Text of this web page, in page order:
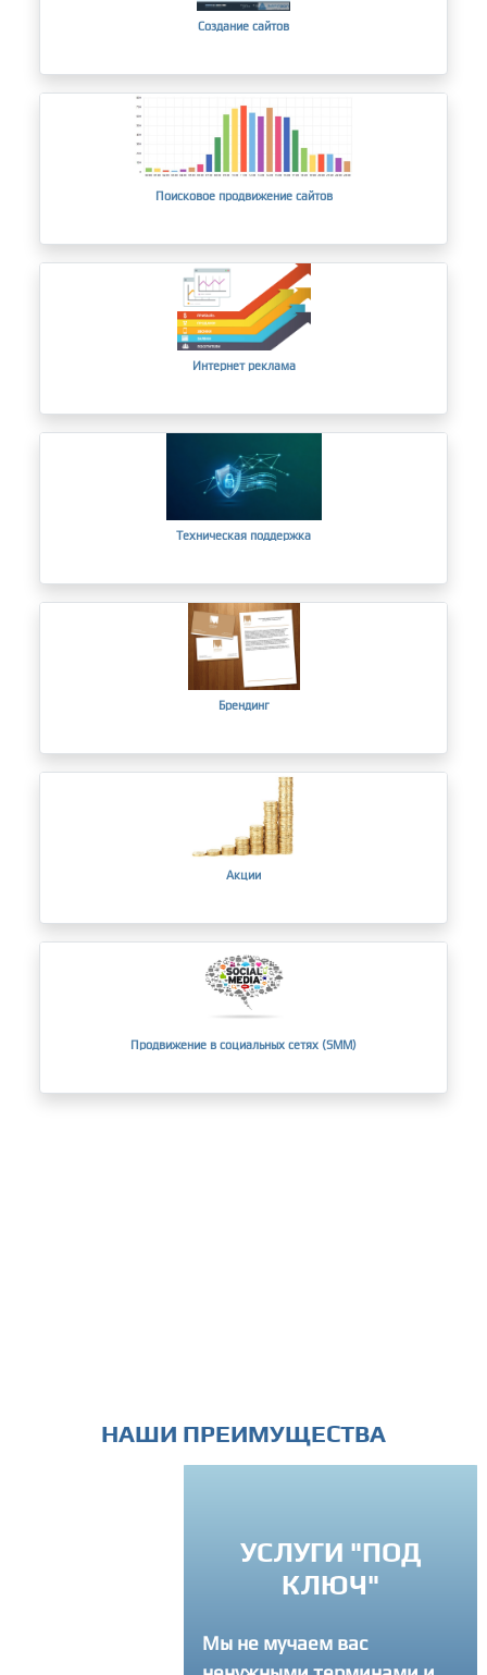
Создание сайтов
Поисковое продвижение сайтов
Интернет реклама
Техническая поддержка
Брендинг
Акции
Продвижение в социальных сетях (SMM)
НАШИ ПРЕИМУЩЕСТВА
УСЛУГИ "ПОД
КЛЮЧ"
Мы не мучаем вас